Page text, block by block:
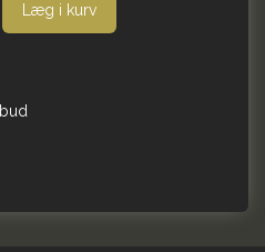
Læg i kurv